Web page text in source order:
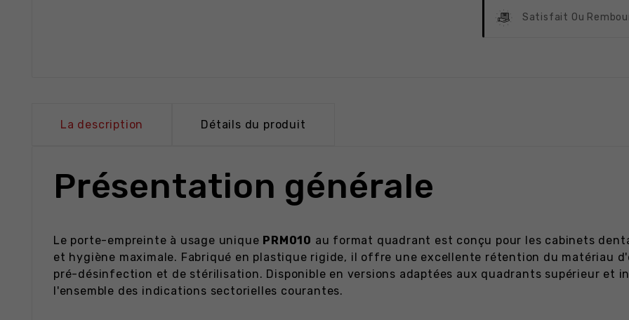
Satisfait Ou
La description Détails du produit
Présentation générale
Le porte-empreinte à usage unique PRM010 au format quadrant est conçu pour les cabinets
et hygiène maximale. Fabriqué en plastique rigide, il offre une excellente rétention du matériau
pré-désinfection et de stérilisation. Disponible en versions adaptées aux quadrants supérieur et
l'ensemble des indications sectorielles courantes.